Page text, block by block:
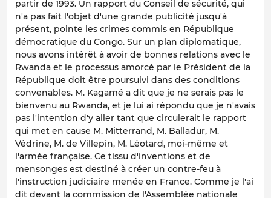
partir de 1993. Un rapport du Conseil de sécurité, qui
n'a pas fait l'objet d'une grande publicité jusqu'à
présent, pointe les crimes commis en République
démocratique du Congo. Sur un plan diplomatique,
nous avons intérêt à avoir de bonnes relations avec le
Rwanda et le processus amorcé par le Président de la
République doit être poursuivi dans des conditions
convenables. M. Kagamé a dit que je ne serais pas le
bienvenu au Rwanda, et je lui ai répondu que je n'avais
pas l'intention d'y aller tant que circulerait le rapport
qui met en cause M. Mitterrand, M. Balladur, M.
Védrine, M. de Villepin, M. Léotard, moi-même et
l'armée française. Ce tissu d'inventions et de
mensonges est destiné à créer un contre-feu à
l'instruction judiciaire menée en France. Comme je l'ai
dit devant la commission de l'Assemblée nationale